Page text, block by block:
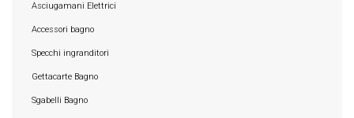
Asciugamani Elettrici
Accessori bagno
Specchi ingranditori
Gettacarte Bagno
Sgabelli Bagno